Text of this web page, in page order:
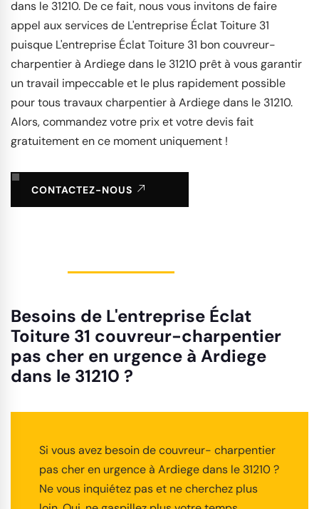
dans le 31210. De ce fait, nous vous invitons de faire
appel aux services de L'entreprise Éclat Toiture 31
puisque L'entreprise Éclat Toiture 31 bon couvreur-
charpentier à Ardiege dans le 31210 prêt à vous garantir
un travail impeccable et le plus rapidement possible
pour tous travaux charpentier à Ardiege dans le 31210.
Alors, commandez votre prix et votre devis fait
gratuitement en ce moment uniquement !
CONTACTEZ-NOUS
Besoins de L'entreprise Éclat
Toiture 31 couvreur-charpentier
pas cher en urgence à Ardiege
dans le 31210 ?
Si vous avez besoin de couvreur- charpentier
pas cher en urgence à Ardiege dans le 31210 ?
Ne vous inquiétez pas et ne cherchez plus